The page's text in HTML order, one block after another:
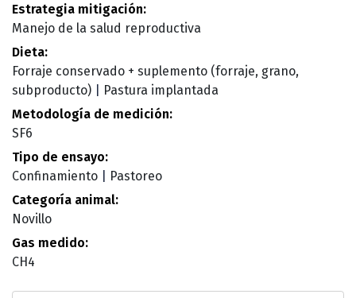
Estrategia mitigación:
Manejo de la salud reproductiva
Dieta:
Forraje conservado + suplemento (forraje, grano,
subproducto)
Pastura implantada
Metodología de medición:
SF6
Tipo de ensayo:
Confinamiento
Pastoreo
Categoría animal:
Novillo
Gas medido:
CH4